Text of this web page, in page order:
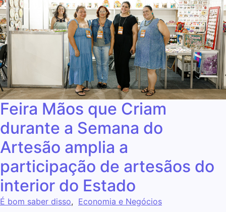
Feira Mãos que Criam
durante a Semana do
Artesão amplia a
participação de artesãos do
interior do Estado
É bom saber disso, Economia e Negócios